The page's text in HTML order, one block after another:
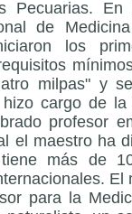
Pecuarias.
de
los
milpas" y
cargo de
profesor
el maestro ha
más de
para la